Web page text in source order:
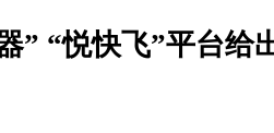
” “悦快飞”平台给